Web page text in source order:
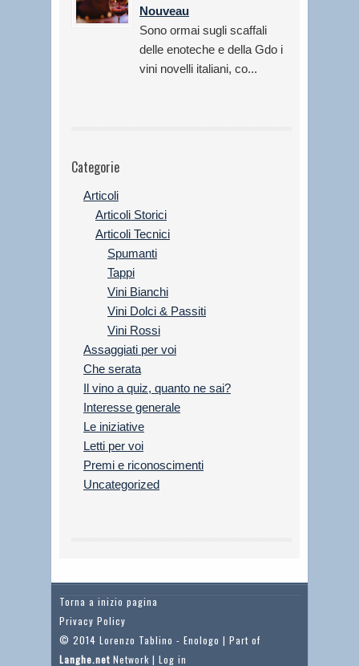
Nouveau
Sono ormai sugli scaffali
delle enoteche e della Gdo i
vini novelli italiani, co...
Categorie
Articoli
Articoli Storici
Articoli Tecnici
Spumanti
Tappi
Vini Bianchi
Vini Dolci & Passiti
Vini Rossi
Assaggiati per voi
Che serata
Il vino a quiz, quanto ne sai?
Interesse generale
Le iniziative
Letti per voi
Premi e riconoscimenti
Uncategorized
Torna a inizio pagina
Privacy Policy
© 2014 Lorenzo Tablino - Enologo | Part of
Langhe.net Network | Log in